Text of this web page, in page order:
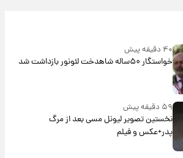
۴۰ دقیقه پیش
خواستگار ۵۰ساله شاهدخت لئونور بازداشت شد
۵۹ دقیقه پیش
نخستین تصویر لیونل مسی بعد از مرگ
پدر+عکس و فیلم